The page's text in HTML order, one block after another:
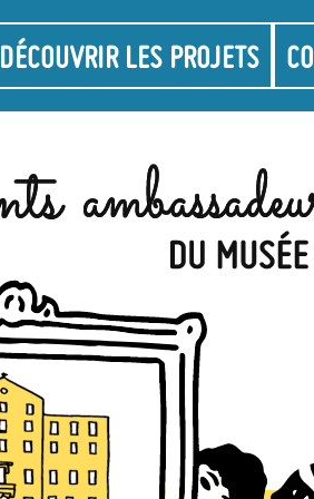
DÉCOUVRIR LES PROJETS